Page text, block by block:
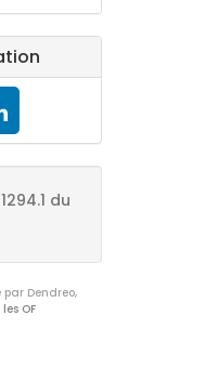
du
Dendreo,
OF